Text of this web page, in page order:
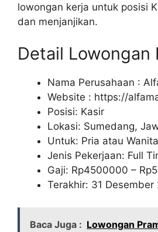
lowongan kerja untuk posisi
dan menjanjikan.
Detail Lowongan
Nama Perusahaan :
Website : https://
Posisi: Kasir
Lokasi: Sumedang,
Untuk: Pria atau Wanita
Jenis Pekerjaan: Full
Gaji: Rp4500000 – Rp
Terakhir: 31 Desember
Baca Juga : Lowongan